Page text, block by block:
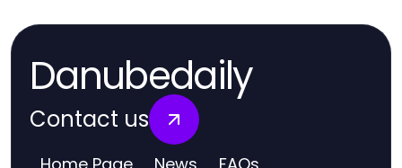
Danubedaily
Contact us